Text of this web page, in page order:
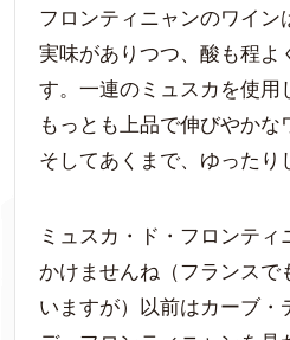
フロンティニャンのワイン
実味がありつつ、酸も程よ
す。一連のミュスカを使用
もっとも上品で伸びやかな
そしてあくまで、ゆったり
ミュスカ・ド・フロンテ
かけませんね（フランスで
いますが）以前はカーブ・